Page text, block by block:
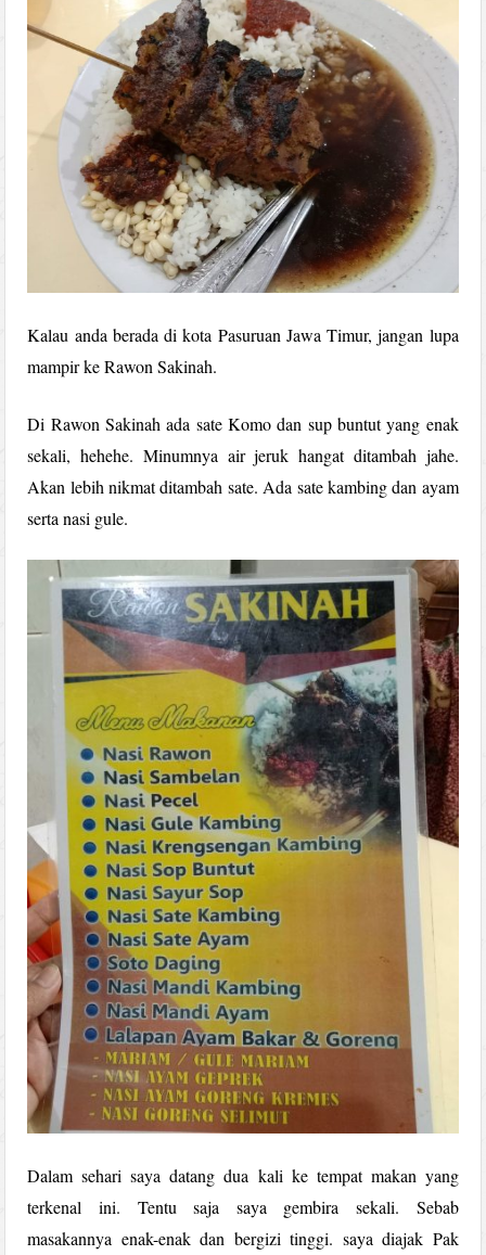
Kalau anda berada di kota Pasuruan Jawa Timur, jangan lupa
mampir ke Rawon Sakinah.
Di Rawon Sakinah ada sate Komo dan sup buntut yang enak
sekali, hehehe. Minumnya air jeruk hangat ditambah jahe.
Akan lebih nikmat ditambah sate. Ada sate kambing dan ayam
serta nasi gule.
Dalam sehari saya datang dua kali ke tempat makan yang
terkenal ini. Tentu saja saya gembira sekali. Sebab
masakannya enak-enak dan bergizi tinggi. saya diajak Pak